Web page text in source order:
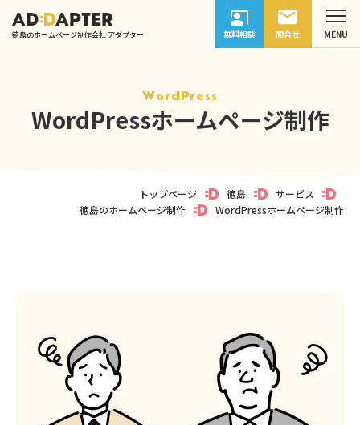
徳島のホームページ制作会社 アダプター 無料相談 問合せ
WordPress
WordPressホームページ制作
トップページ 徳島
サービス
徳島のホームページ制作
WordPressホームページ制作